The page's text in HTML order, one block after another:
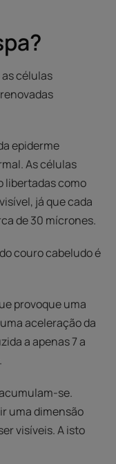
células
epiderme
As células
libertadas como
já que cada
de 30 mícrones.
couro cabeludo é
provoque uma
aceleração da
a apenas 7 a
se.
uma dimensão
visíveis. A isto